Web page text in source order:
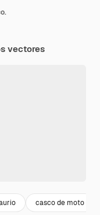
vectores
casco de moto